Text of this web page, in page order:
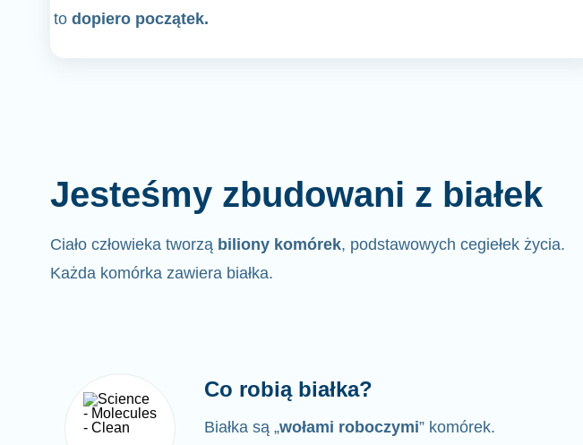
to dopiero początek.
Jesteśmy zbudowani z białek
Ciało człowieka tworzą biliony komórek, podstawowych cegiełek życia.
Każda komórka zawiera białka.
Co robią białka?
Białka są „wołami roboczymi” komórek.